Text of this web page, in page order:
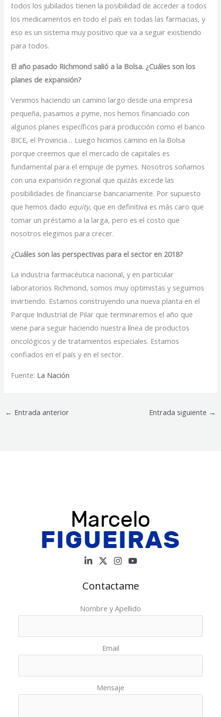
todos los jubilados tienen la posibilidad de acceder a todos
los medicamentos en todo el país en todas las farmacias, y
eso es un sistema muy positivo que va a seguir existiendo
para todos.
El año pasado Richmond salió a la Bolsa. ¿Cuáles son los
planes de expansión?
Venimos haciendo un camino largo desde una empresa
pequeña, pasamos a pyme, nos hemos financiado con
algunos planes específicos para producción como el banco
BICE, el Provincia… Luego hicimos camino en la Bolsa
porque creemos que el mercado de capitales es
fundamental para el empuje de pymes. Nosotros soñamos
con una expansión regional que quizás excede las
posibilidades de financiarse bancariamente. Por supuesto
que hemos dado equity, que en definitiva es más caro que
tomar un préstamo a la larga, pero es el costo que
nosotros elegimos para crecer.
¿Cuáles son las perspectivas para el sector en 2018?
La industria farmacéutica nacional, y en particular
laboratorios Richmond, somos muy optimistas y seguimos
invirtiendo. Estamos construyendo una nueva planta en el
Parque Industrial de Pilar que terminaremos el año que
viene para seguir haciendo nuestra línea de productos
oncológicos y de tratamientos especiales. Estamos
confiados en el país y en el sector.
Fuente: La Nación
← Entrada anterior Entrada siguiente →
Contactame
Nombre y Apellido
Email
Mensaje